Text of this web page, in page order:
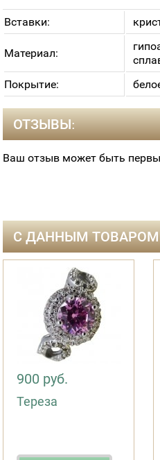
Вставки:
Материал:
Покрытие:
ОТЗЫВЫ:
Ваш отзыв может быть
С ДАННЫМ
900 руб.
Тереза